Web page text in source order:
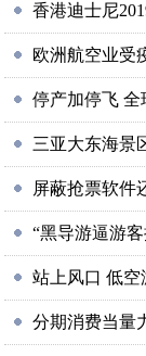
香港迪士尼
欧洲航空业受
停产加停飞 全
三亚大东海景
屏蔽抢票软件
“黑导游逼游
站上风口 低空
分期消费当量